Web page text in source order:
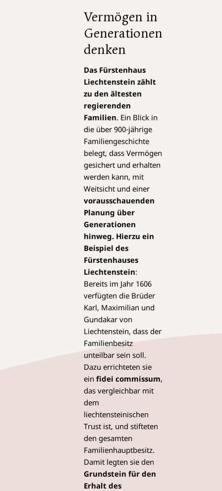
Vermögen in
Generationen
denken
Das Fürstenhaus
Liechtenstein zählt
zu den ältesten
regierenden
Familien. Ein Blick in
die über 900-jährige
Familiengeschichte
belegt, dass Vermögen
gesichert und erhalten
werden kann, mit
Weitsicht und einer
vorausschauenden
Planung über
Generationen
hinweg. Hierzu ein
Beispiel des
Fürstenhauses
Liechtenstein:
Bereits im Jahr 1606
verfügten die Brüder
Karl, Maximilian und
Gundakar von
Liechtenstein, dass der
Familienbesitz
unteilbar sein soll.
Dazu errichteten sie
einfidei commissum,
das vergleichbar mit
dem
liechtensteinischen
Trust ist, und stifteten
den gesamten
Familienhauptbesitz.
Damit legten sie den
Grundstein für den
Erhalt des